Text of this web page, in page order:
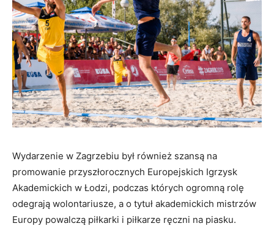
Wydarzenie w Zagrzebiu był również szansą na
promowanie przyszłorocznych Europejskich Igrzysk
Akademickich w Łodzi, podczas których ogromną rolę
odegrają wolontariusze, a o tytuł akademickich mistrzów
Europy powalczą piłkarki i piłkarze ręczni na piasku.